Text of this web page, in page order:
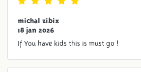
michal zibix
18 jan 2026
If You have kids this is must go !